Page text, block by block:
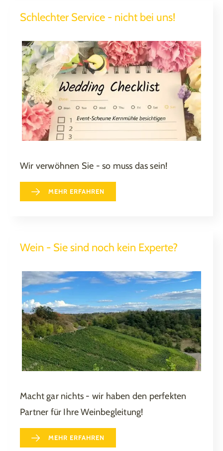
Schlechter Service - nicht bei uns!
Wir verwöhnen Sie - so muss das sein!
MEHR ERFAHREN
Wein - Sie sind noch kein Experte?
Macht gar nichts - wir haben den perfekten
Partner für Ihre Weinbegleitung!
MEHR ERFAHREN